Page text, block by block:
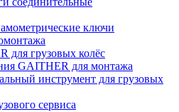
ключи
для грузовых колёс
GAITHER для монтажа
инструмент для грузовых
сервиса